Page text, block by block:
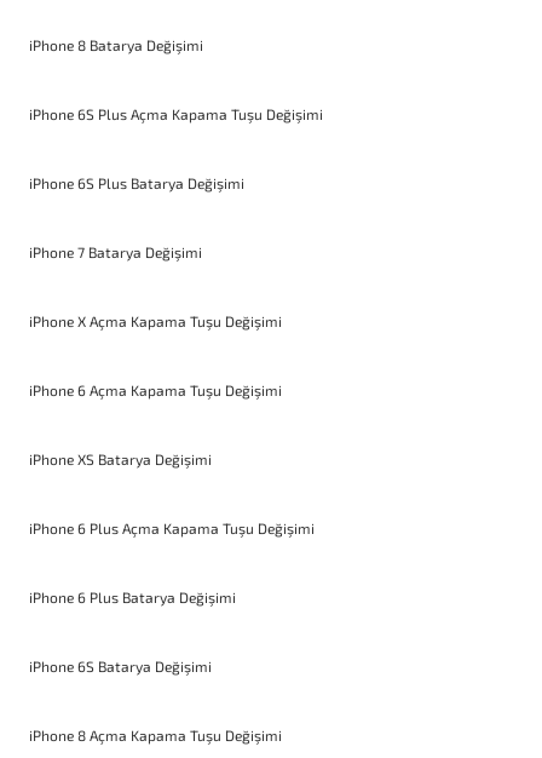
iPhone 8 Batarya Değişimi
iPhone 6S Plus Açma Kapama Tuşu Değişimi
iPhone 6S Plus Batarya Değişimi
iPhone 7 Batarya Değişimi
iPhone X Açma Kapama Tuşu Değişimi
iPhone 6 Açma Kapama Tuşu Değişimi
iPhone XS Batarya Değişimi
iPhone 6 Plus Açma Kapama Tuşu Değişimi
iPhone 6 Plus Batarya Değişimi
iPhone 6S Batarya Değişimi
iPhone 8 Açma Kapama Tuşu Değişimi